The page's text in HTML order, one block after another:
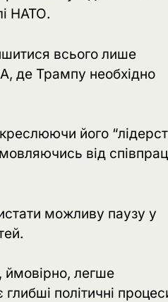
НАТО.
всього лише
де Трампу необхідно
його
від
можливу паузу у
ймовірно, легше
політичні